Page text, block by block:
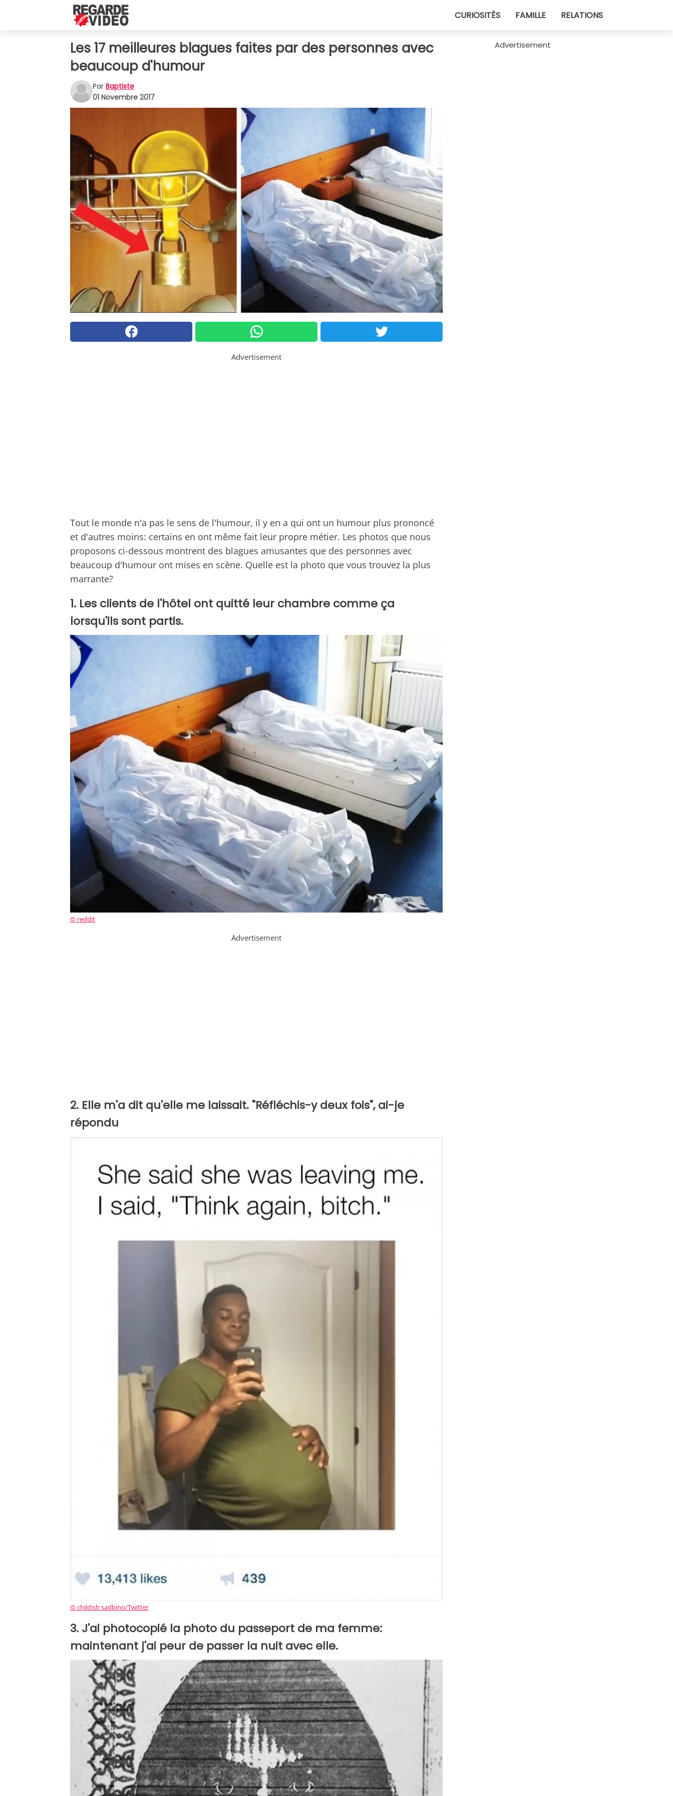
CURIOSITÉS FAMILLE RELATIONS
Les 17 meilleures blagues faites par des personnes avec
beaucoup d'humour
Par Baptiste
01 Novembre 2017
Advertisement
Tout le monde n'a pas le sens de l'humour, il y en a qui ont un humour plus prononcé
et d'autres moins: certains en ont même fait leur propre métier. Les photos que nous
proposons ci-dessous montrent des blagues amusantes que des personnes avec
beaucoup d'humour ont mises en scène. Quelle est la photo que vous trouvez la plus
marrante?
1. Les clients de l'hôtel ont quitté leur chambre comme ça
lorsqu'ils sont partis.
© reddit
Advertisement
2. Elle m'a dit qu'elle me laissait. "Réfléchis-y deux fois", ai-je
répondu
© childish sadbino/Twitter
3. J'ai photocopié la photo du passeport de ma femme:
maintenant j'ai peur de passer la nuit avec elle.
Advertisement